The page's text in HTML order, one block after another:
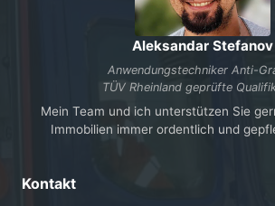
Aleksandar Stefanov
Anwendungstechniker Anti-
TÜV Rheinland geprüfte
Mein Team und ich unterstützen Sie
Immobilien immer ordentlich und
Kontakt